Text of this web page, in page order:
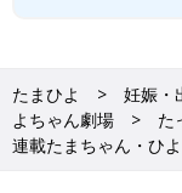
たまひよ 妊娠・
よちゃん劇場
た
連載たまちゃん・ひ